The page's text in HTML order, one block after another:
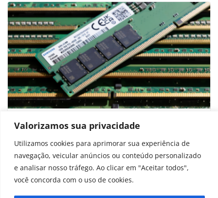
Valorizamos sua privacidade
Utilizamos cookies para aprimorar sua experiência de
navegação, veicular anúncios ou conteúdo personalizado
e analisar nosso tráfego. Ao clicar em "Aceitar todos",
você concorda com o uso de cookies.
O que é ECC RAM e quando é
fevereiro 14, 2026